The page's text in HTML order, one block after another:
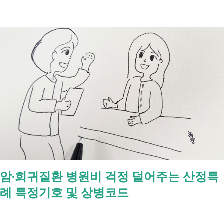
눈에 비교해 보세요 구분 국민취업지원제도 자활근로 조건부수급자 운영
고용노동부 보건복지부·지자체 보건복지부·지자체 대상 취업을 원하는
저소득층, 청년, 중장년 수급자 및 차상위계층 근로능력이 있는 생계급여
수급자 목적 취업 지원 자립 준비 수급 유지 조건 관리 지원 상담, 훈련,
수당 자활사업 참여, 자활급여 자활사업 또는 취업지원 참여 참여 여부
신청 상황에 따라 참여 사실상 의무 즉, 국민취업제도 는 취업을 준비하
는 사람을 돕는 제도입니다. 자활근로 는 일한 기회를 제공하면서 자립을
지원하는 제도입니다. 조건부수급자 는 하나의 제도라기보다 생계급여를
받는 과정에서 일정한 참여 의무가 있는 상태를 말합니다. [조건부과 생
계급여 바로가기] - [2026 최신] 근로능력 있어도 생계급여 받는 법? 조
건부과유예·제시유예 취업을 준비하는 청년이라면? 국민취업지원제도 A
씨는 29세입니다. 현재 직장이 없고 취업을 준비하고 있습니다. 생활이
암·희귀질환 병원비 걱정 덜어주는 산정특
례 특정기호 및 상병코드